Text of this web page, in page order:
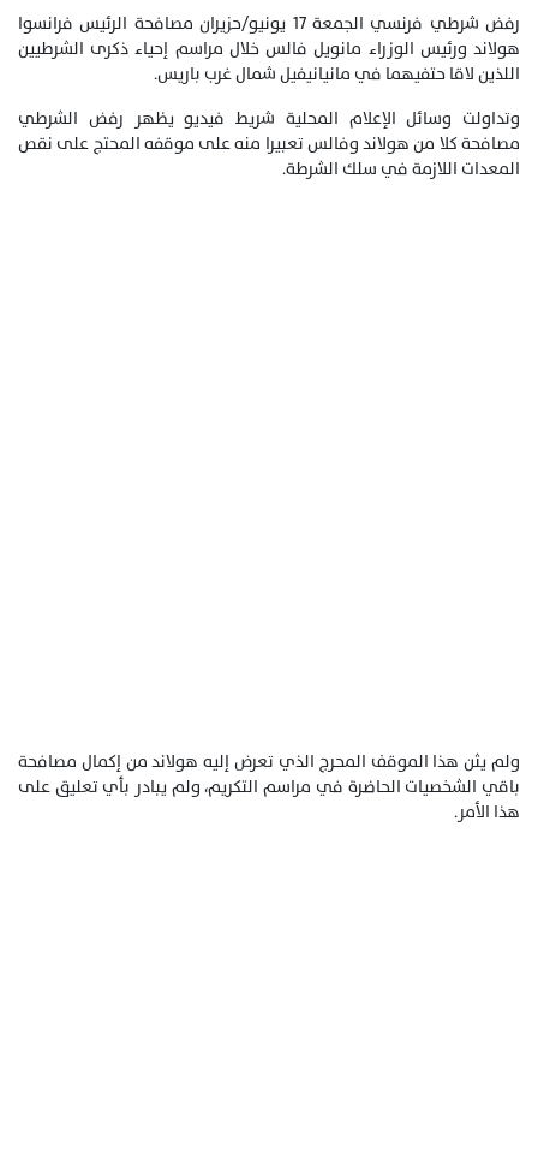
رفض شرطي فرنسي الجمعة 17 يونيو/حزيران مصافحة الرئيس فرانسوا
هولاند ورئيس الوزراء مانويل فالس خلال مراسم إحياء ذكرى الشرطيين
اللذين لاقا حتفيهما في مانيانيفيل شمال غرب باريس.
وتداولت وسائل الإعلام المحلية شريط فيديو يظهر رفض الشرطي
مصافحة كلا من هولاند وفالس تعبيرا منه على موقفه المحتج على نقص
المعدات اللازمة في سلك الشرطة.
ولم يثن هذا الموقف المحرج الذي تعرض إليه هولاند من إكمال مصافحة
باقي الشخصيات الحاضرة في مراسم التكريم، ولم يبادر بأي تعليق على
هذا الأمر.